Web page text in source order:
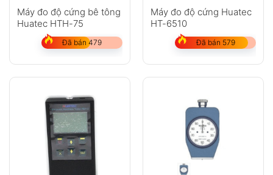
Máy đo độ cứng bê tông
Huatec HTH-75
Đã bán 479
Máy đo độ cứng Huatec
HT-6510
Đã bán 579